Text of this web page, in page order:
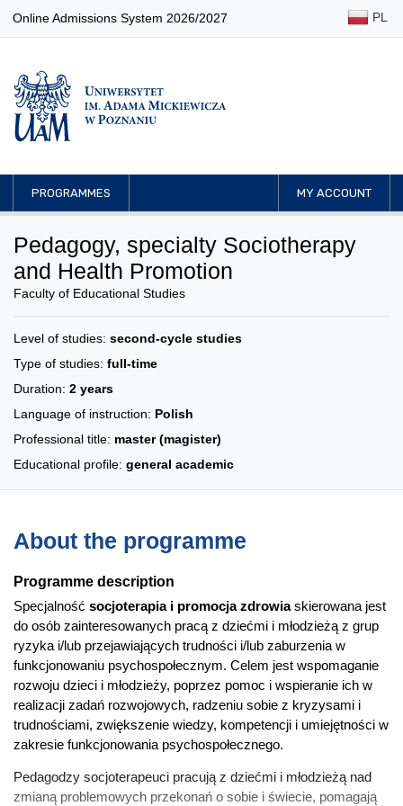
Online Admissions System 2026/2027 PL
PROGRAMMES MY ACCOUNT
Pedagogy, specialty Sociotherapy
and Health Promotion
Faculty of Educational Studies
Level of studies: second-cycle studies
Type of studies: full-time
Duration: 2 years
Language of instruction: Polish
Professional title: master (magister)
Educational profile: general academic
About the programme
Programme description
Specjalność socjoterapia i promocja zdrowiaskierowana jest
do osób zainteresowanych pracą z dziećmi i młodzieżą z grup
ryzyka i/lub przejawiających trudności i/lub zaburzenia w
funkcjonowaniu psychospołecznym. Celem jest wspomaganie
rozwoju dzieci i młodzieży, poprzez pomoc i wspieranie ich w
realizacji zadań rozwojowych, radzeniu sobie z kryzysami i
trudnościami, zwiększenie wiedzy, kompetencji i umiejętności w
zakresie funkcjonowania psychospołecznego.
Pedagodzy socjoterapeuci pracują z dziećmi i młodzieżą nad
zmianą problemowych przekonań o sobie i świecie, pomagają